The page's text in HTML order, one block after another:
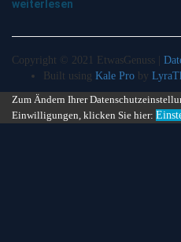
weiterlesen
Copyright © 2021 EtwasGenuss |
Built using Kale Pro by
Zum Ändern Ihrer
Einwilligungen, klicken Sie hier: